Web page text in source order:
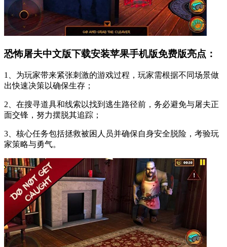
恐怖屠夫中文版下载安装苹果手机版免费版亮点：
1、为玩家带来紧张刺激的游戏过程，玩家需根据不同场景做
出快速决策以确保生存；
2、在搜寻道具和线索以找到逃生路径前，务必避免与屠夫正
面交锋，努力摆脱其追踪；
3、核心任务包括拯救被困人员并确保自身安全脱险，考验玩
家策略与勇气。